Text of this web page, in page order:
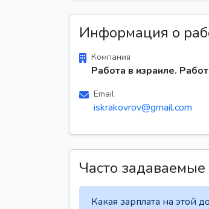
Информация о
Компания
Работа в израиле.
Email
iskrakovrov@gmail.com
Часто
Какая зарплата на этой